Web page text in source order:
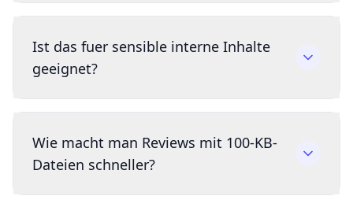
Ist das fuer sensible interne Inhalte
geeignet?
Wie macht man Reviews mit 100-KB-
Dateien schneller?